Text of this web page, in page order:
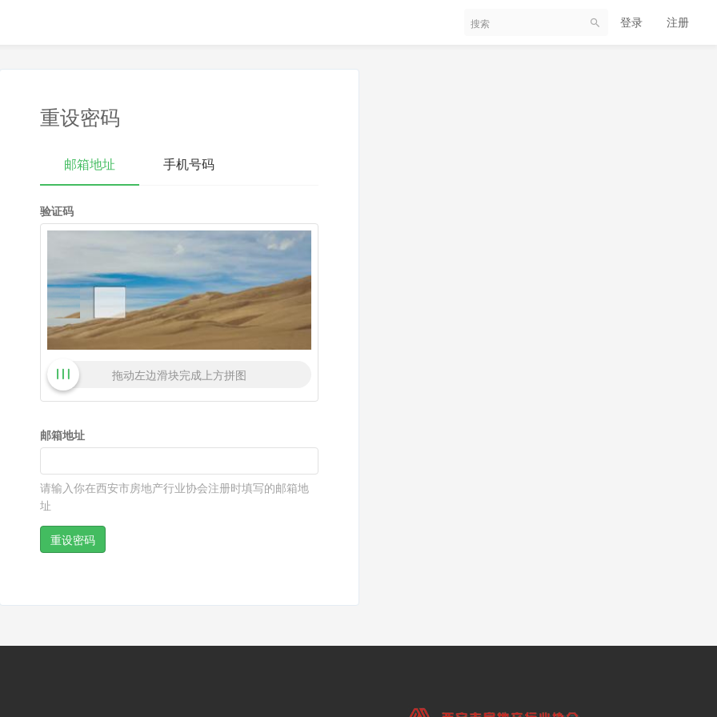
登录 注册
重设密码
邮箱地址 手机号码
验证码
拖动左边滑块完成上方拼图
邮箱地址
请输入你在西安市房地产行业协会注册时填写的邮箱地
址
重设密码